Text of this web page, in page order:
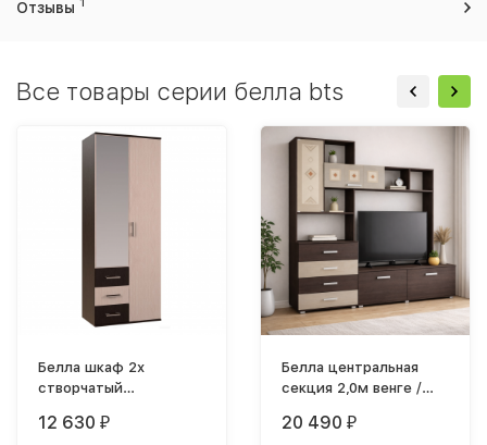
Отзывы 1
Все товары серии белла bts
Белла шкаф 2х
створчатый
/ дуб атланта
12 630 ₽
Белла центральная
секция 2,0м венге /
20 490 ₽